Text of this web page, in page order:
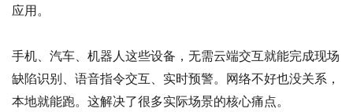
应用。
手机、汽车、机器人这些设备，无需云端交互就能完成现场
缺陷识别、语音指令交互、实时预警。网络不好也没关系，
本地就能跑。这解决了很多实际场景的核心痛点。